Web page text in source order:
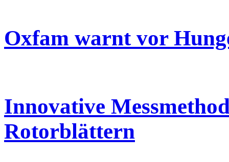
Oxfam warnt vor
Innovative
Rotorblättern